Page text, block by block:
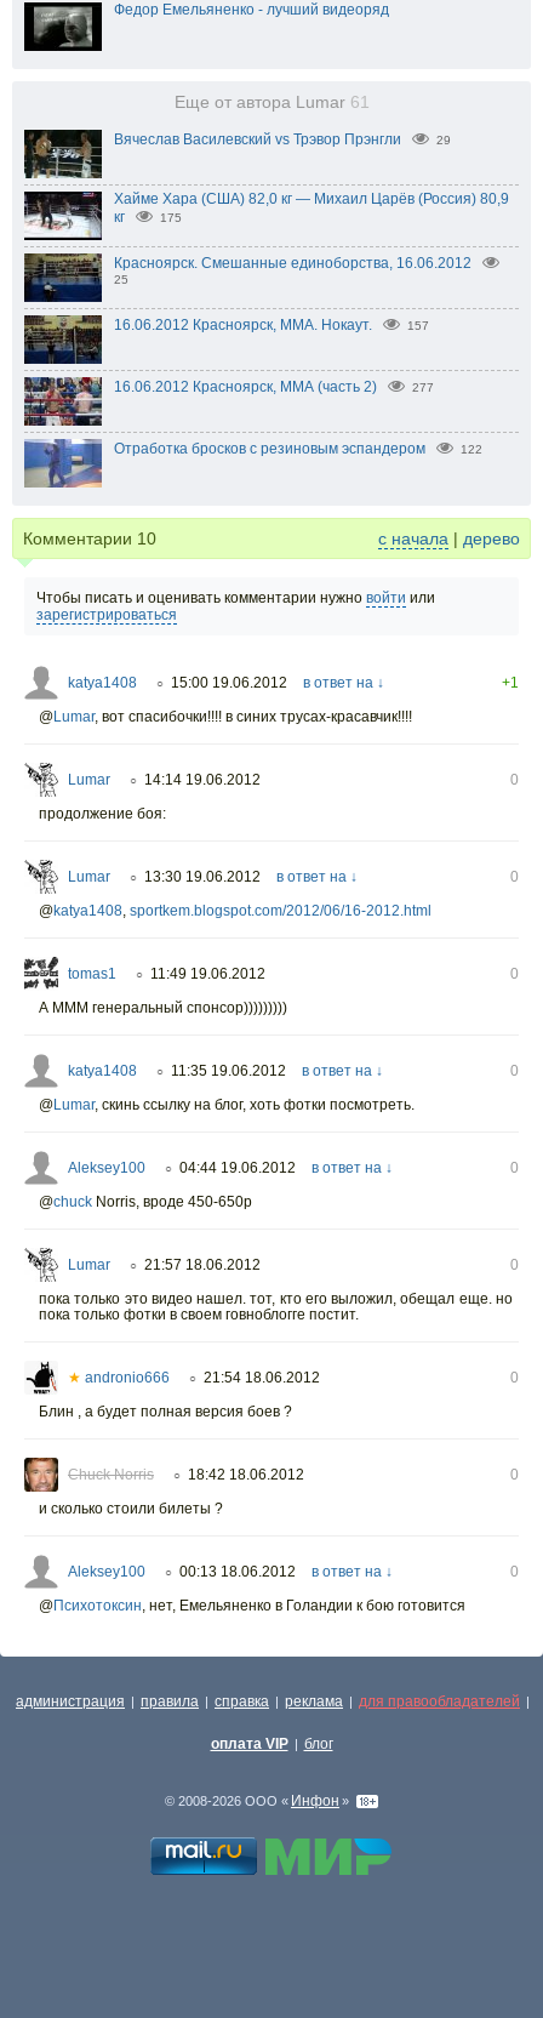
Федор Емельяненко - лучший видеоряд
Еще от автора Lumar 61
Вячеслав Василевский vs Трэвор Прэнгли 29
Хайме Хара (США) 82,0 кг — Михаил Царёв (Россия) 80,9
кг
175
Красноярск. Смешанные единоборства, 16.06.2012
25
16.06.2012 Красноярск, ММА. Нокаут. 157
16.06.2012 Красноярск, ММА (часть 2) 277
Отработка бросков с резиновым эспандером 122
Комментарии 10 с начала | дерево
Чтобы писать и оценивать комментарии нужно войти или
зарегистрироваться
katya1408 ○ 15:00 19.06.2012 в ответ на ↓
+1
@Lumar, вот спасибочки!!!! в синих трусах-красавчик!!!!
Lumar ○ 14:14 19.06.2012
0
продолжение боя:
Lumar ○ 13:30 19.06.2012 в ответ на ↓
0
@katya1408, sportkem.blogspot.com/2012/06/16-2012.html
tomas1 ○ 11:49 19.06.2012
0
А МММ генеральный спонсор)))))))))
katya1408 ○ 11:35 19.06.2012 в ответ на ↓
0
@Lumar, скинь ссылку на блог, хоть фотки посмотреть.
Aleksey100 ○ 04:44 19.06.2012 в ответ на ↓
0
@chuck Norris, вроде 450-650р
Lumar ○ 21:57 18.06.2012
0
пока только это видео нашел. тот, кто его выложил, обещал еще. но
пока только фотки в своем говноблогге постит.
★ andronio666 ○ 21:54 18.06.2012
0
Блин , а будет полная версия боев ?
Chuck Norris ○ 18:42 18.06.2012
0
и сколько стоили билеты ?
Aleksey100 ○ 00:13 18.06.2012 в ответ на ↓
0
@Психотоксин, нет, Емельяненко в Голандии к бою готовится
администрация | правила | справка | реклама | для правообладателей |
оплата VIP | блог
© 2008-2026 ООО « Инфон »